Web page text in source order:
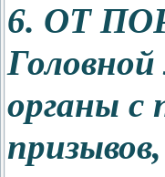
6. ОТ
Головной
органы с